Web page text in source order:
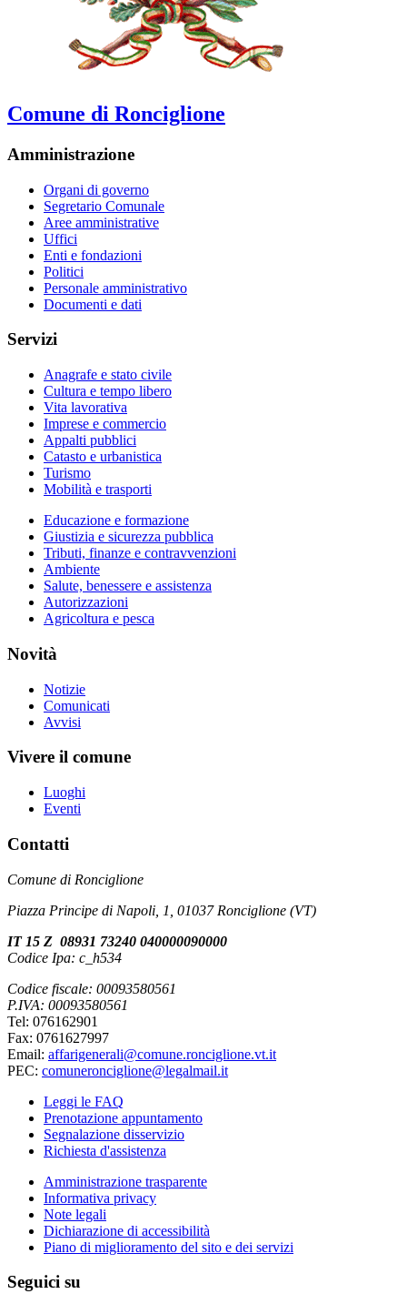
Comune di Ronciglione
Amministrazione
Organi di governo
Segretario Comunale
Aree amministrative
Uffici
Enti e fondazioni
Politici
Personale amministrativo
Documenti e dati
Servizi
Anagrafe e stato civile
Cultura e tempo libero
Vita lavorativa
Imprese e commercio
Appalti pubblici
Catasto e urbanistica
Turismo
Mobilità e trasporti
Educazione e formazione
Giustizia e sicurezza pubblica
Tributi, finanze e contravvenzioni
Ambiente
Salute, benessere e assistenza
Autorizzazioni
Agricoltura e pesca
Novità
Notizie
Comunicati
Avvisi
Vivere il comune
Luoghi
Eventi
Contatti
Comune di Ronciglione
Piazza Principe di Napoli, 1, 01037 Ronciglione (VT)
IT 15 Z 08931 73240 040000090000
Codice Ipa: c_h534
Codice fiscale: 00093580561
P.IVA: 00093580561
Tel: 076162901
Fax: 0761627997
Email: affarigenerali@comune.ronciglione.vt.it
PEC: comuneronciglione@legalmail.it
Leggi le FAQ
Prenotazione appuntamento
Segnalazione disservizio
Richiesta d'assistenza
Amministrazione trasparente
Informativa privacy
Note legali
Dichiarazione di accessibilità
Piano di miglioramento del sito e dei servizi
Seguici su